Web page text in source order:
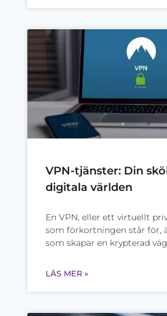
VPN-tjänster: Din
digitala världen
En VPN, eller ett virtuellt
som förkortningen står för,
som skapar en krypterad
LÄS MER »